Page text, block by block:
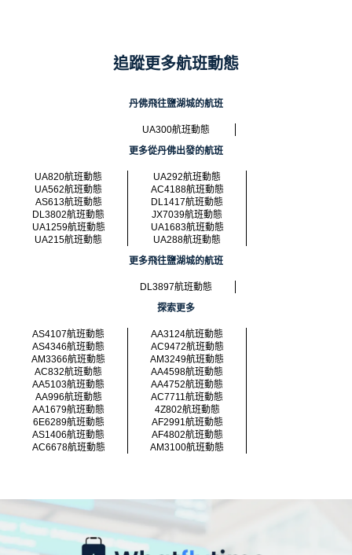
追蹤更多航班動態
丹佛飛往鹽湖城的航班
UA300航班動態
更多從丹佛出發的航班
UA820航班動態
UA292航班動態
UA562航班動態
AC4188航班動態
AS613航班動態
DL1417航班動態
DL3802航班動態
JX7039航班動態
UA1259航班動態
UA1683航班動態
UA215航班動態
UA288航班動態
更多飛往鹽湖城的航班
DL3897航班動態
探索更多
AS4107航班動態
AA3124航班動態
AS4346航班動態
AC9472航班動態
AM3366航班動態
AM3249航班動態
AC832航班動態
AA4598航班動態
AA5103航班動態
AA4752航班動態
AA996航班動態
AC7711航班動態
AA1679航班動態
4Z802航班動態
6E6289航班動態
AF2991航班動態
AS1406航班動態
AF4802航班動態
AC6678航班動態
AM3100航班動態